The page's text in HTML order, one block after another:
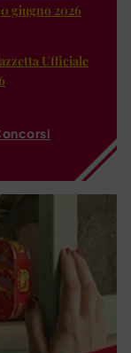
giugno 2026
Ufficiale